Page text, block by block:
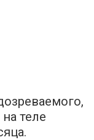
теле